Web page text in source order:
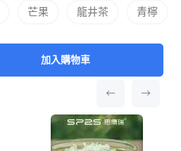
芒果 龍井茶 青檸
加入購物車